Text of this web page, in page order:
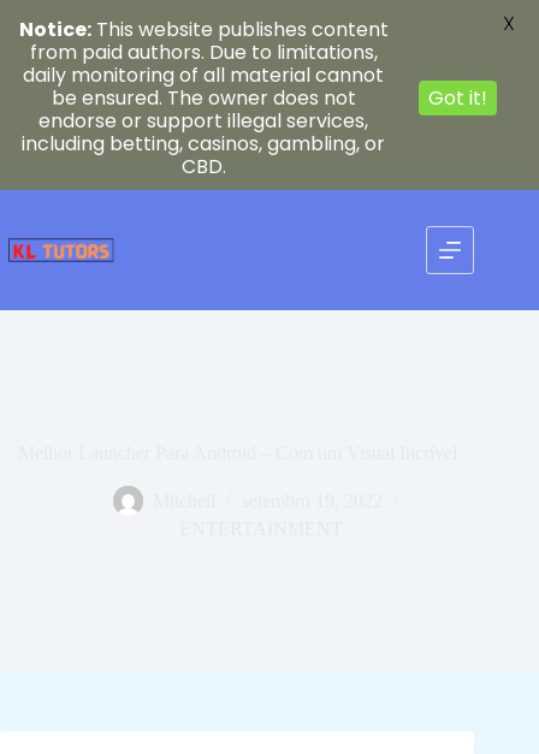
conteúdo
Notice:This website publishes content
from paid authors. Due to limitations,
daily monitoring of all material cannot
be ensured. The owner does not
endorse or support illegal services,
including betting, casinos, gambling, or
CBD.
Got it!
X